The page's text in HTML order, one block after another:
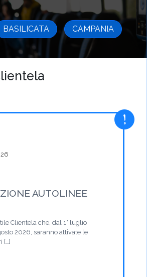
BASILICATA CAMPANIA
AUTOLINEE
Clientela che, dal 1° luglio
2026, saranno attivate le
[…]